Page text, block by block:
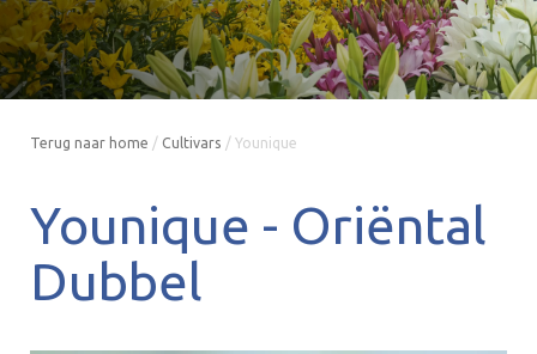
Terug naar home / Cultivars / Younique
Younique - Oriëntal
Dubbel